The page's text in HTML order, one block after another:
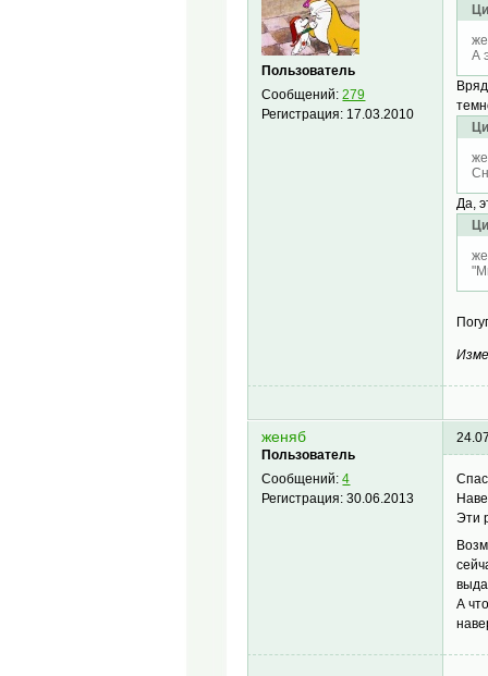
Пользователь
Сообщений:279
Регистрация: 17.03.2010
А
Да,
женяб
Пользователь
Сообщений:4
Регистрация:30.06.2013
Эти
А